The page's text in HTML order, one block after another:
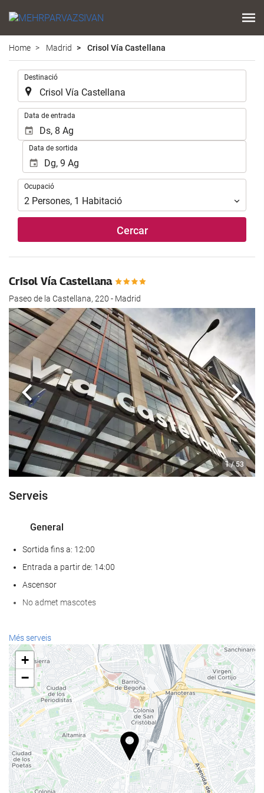
Home Madrid Crisol Vía Castellana
Destinació
Data de entrada
Data de sortida
Ocupació
Ocupació
2 Persones, 1 Habitació
Cercar
Crisol Vía Castellana
Paseo de la Castellana, 220 - Madrid
1 / 53
Anterior
Serveis
General
Sortida fins a: 12:00
Entrada a partir de: 14:00
Ascensor
No admet mascotes
Serveis de recepci?
Recepció 24 hores
Guardaequipatges
Pàrquing
Pàrquing
Instal·lacions de negocis
Centre de nogocis
Més serveis
+
−